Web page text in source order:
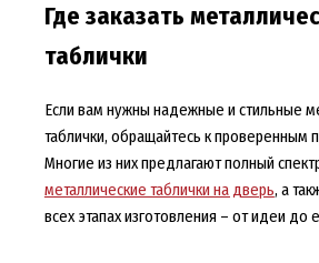
Где заказать
таблички
Если вам нужны надежные и стильные
таблички, обращайтесь к проверенным
Многие из них предлагают полный
металлические таблички на дверь, а
всех этапах изготовления – от идеи до